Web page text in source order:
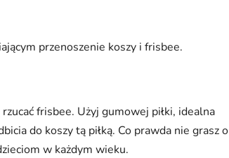
przenoszenie koszy i frisbee.
frisbee. Użyj gumowej piłki, idealna
do koszy tą piłką. Co prawda nie grasz o
w każdym wieku.